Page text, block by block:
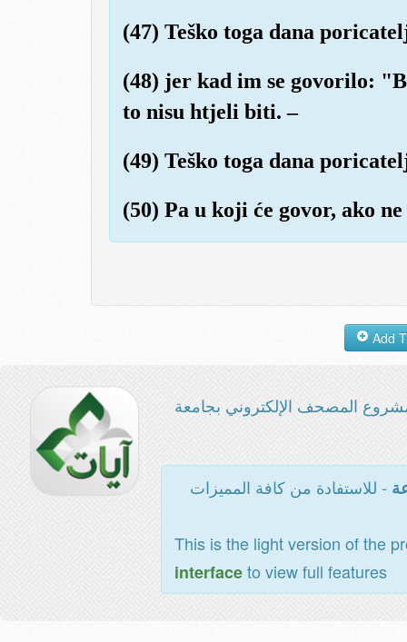
(47) Teško toga dana
(48) jer kad im se govorilo:
to nisu htjeli biti. –
(49) Teško toga dana
(50) Pa u koji će govor, ako
المصحف الإلكتروني بجامعة
- للاستفادة من كافة المميزات
This is the light version of the
interfaceto view full features